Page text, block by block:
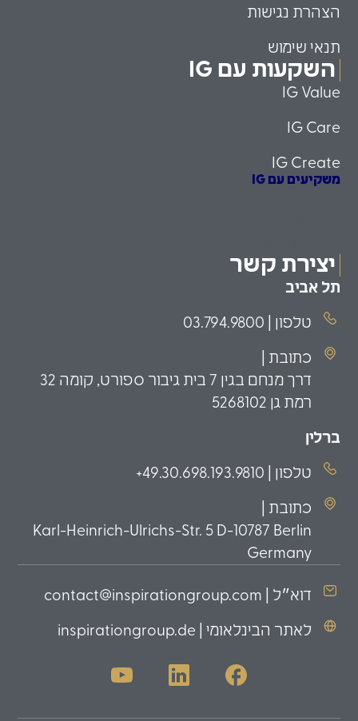
הצהרת נגישות
תנאי שימוש
השקעות עם IG
IG Value
IG Care
IG Create
משקיעים עם IG
יצירת קשר
תל אביב
טלפון | 03.794.9800
כתובת |
דרך מנחם בגין 7 בית גיבור ספורט, קומה 32
רמת גן 5268102
ברלין
טלפון | 49.30.698.193.9810+
כתובת |
Karl-Heinrich-Ulrichs-Str. 5 D-10787 Berlin
Germany
דוא״ל | contact@inspirationgroup.com
לאתר הבינלאומי | inspirationgroup.de